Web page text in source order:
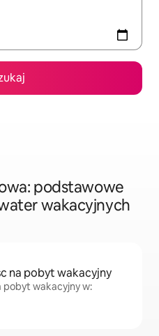
podstawowe
wakacyjnych
na pobyt wakacyjny
pobyt wakacyjny w: